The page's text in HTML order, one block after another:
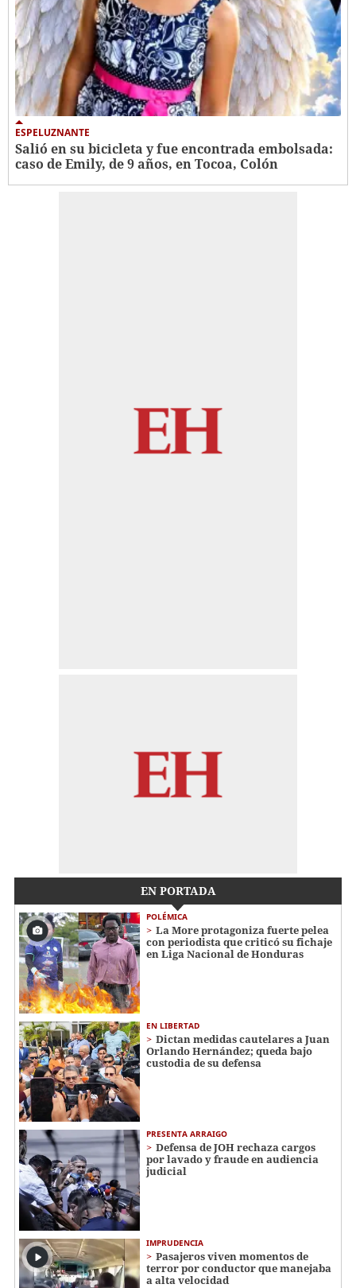
ESPELUZNANTE
Salió en su bicicleta y fue encontrada embolsada:
caso de Emily, de 9 años, en Tocoa, Colón
EN PORTADA
POLÉMICA
La More protagoniza fuerte pelea
con periodista que criticó su fichaje
en Liga Nacional de Honduras
EN LIBERTAD
Dictan medidas cautelares a Juan
Orlando Hernández; queda bajo
custodia de su defensa
PRESENTA ARRAIGO
Defensa de JOH rechaza cargos
por lavado y fraude en audiencia
judicial
IMPRUDENCIA
Pasajeros viven momentos de
terror por conductor que manejaba
a alta velocidad